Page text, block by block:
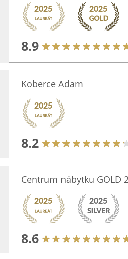
8.9
Koberce Adam
8.2
Centrum nábytku GOLD
8.6